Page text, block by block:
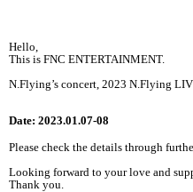
Hello,
This is FNC ENTERTAINMENT.
N.Flying’s concert, 2023 N.Flying
Date: 2023.01.07-08
Please check the details through
Looking forward to your love and
Thank you.